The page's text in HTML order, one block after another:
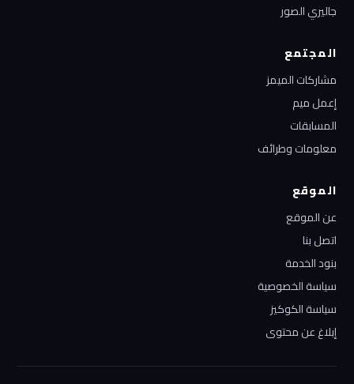
جاليري الصور
المجتمع
مشاركات الميمز
إعمل ميم
المسابقات
معلومات وطرائف
الموقع
عن الموقع
اتصل بنا
بنود الخدمة
سياسة الخصوصية
سياسة الكوكيز
إبلاغ عن محتوى